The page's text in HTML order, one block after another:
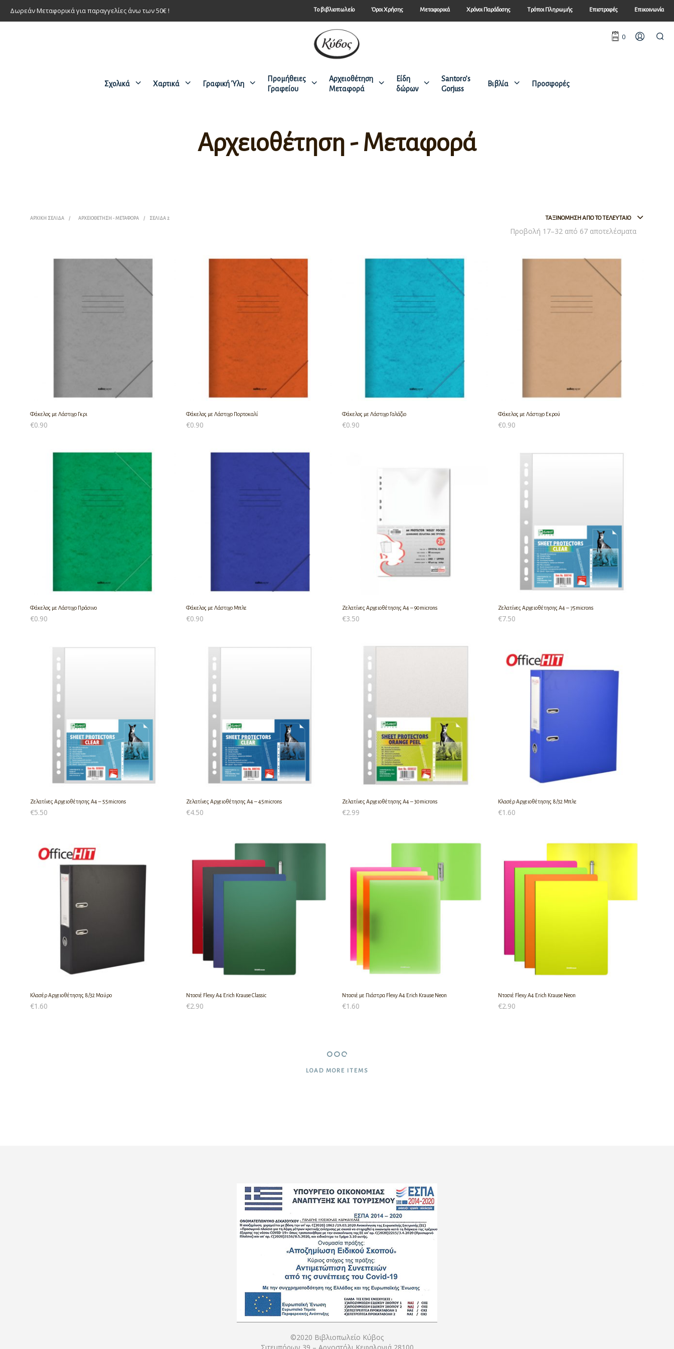
Δωρεάν Μεταφορικά για παραγγελίες άνω των 50€ ! Tο βιβλιοπωλείο Όροι Χρήσης Μεταφορικά Χρόνοι Παράδοσης Τρόποι Πληρωμής Επιστροφές Επικοινωνία
Σχολικά Χαρτικά Γραφική Ύλη
Προμήθειες
Γραφείου
Αρχειοθέτηση
Μεταφορά
Είδη
δώρων
Santoro’s
Gorjuss
Βιβλία Προσφορές
0
Αρχειοθέτηση - Μεταφορά
ΑΡΧΙΚΉ ΣΕΛΊΔΑ / ΑΡΧΕΙΟΘΈΤΗΣΗ - ΜΕΤΑΦΟΡΆ / ΣΕΛΊΔΑ 2 ΤΑΞΙΝΌΜΗΣΗ ΑΠΌ ΤΟ ΤΕΛΕΥΤΑΊΟ
Προβολή 17–32 από 67 αποτελέσματα
Φάκελος με Λάστιχο Γκρι
€0.90
Φάκελος με Λάστιχο Πορτοκαλί
€0.90
Φάκελος με Λάστιχο Γαλάζιο
€0.90
Φάκελος με Λάστιχο Εκρού
€0.90
Φάκελος με Λάστιχο Πράσινο
€0.90
Φάκελος με Λάστιχο Μπλε
€0.90
Ζελατίνες Αρχειοθέτησης Α4 – 90microns
€3.50
Ζελατίνες Αρχειοθέτησης Α4 – 75microns
€7.50
Ζελατίνες Αρχειοθέτησης Α4 – 55microns
€5.50
Ζελατίνες Αρχειοθέτησης Α4 – 45microns
€4.50
Ζελατίνες Αρχειοθέτησης Α4 – 30microns
€2.99
Κλασέρ Αρχειοθέτησης 8/32 Μπλε
€1.60
Κλασέρ Αρχειοθέτησης 8/32 Μαύρο
€1.60
Ντοσιέ Flexy A4 Erich Krause Classic
€2.90
Ντοσιέ με Πιάστρα Flexy A4 Erich Krause Neon
€1.60
Ντοσιέ Flexy A4 Erich Krause Neon
€2.90
LOAD MORE ITEMS
©2020 Βιβλιοπωλείο Κύβος